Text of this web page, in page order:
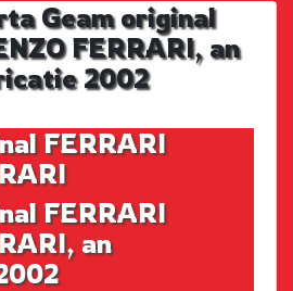
Geam original
FERRARI, an
2002
FERRARI
FERRARI
an